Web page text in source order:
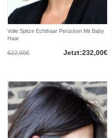
Volle Spitze Echthaar Perücken Mit Baby
Haar
622,00€ Jetzt:232,00€